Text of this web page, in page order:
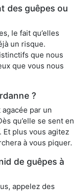
des guêpes ou
le fait qu’elles
un risque.
que nous
que vous nous
?
par un
qu’elle se sent en
Et plus vous agitez
à vous piquer.
de guêpes à
appelez des